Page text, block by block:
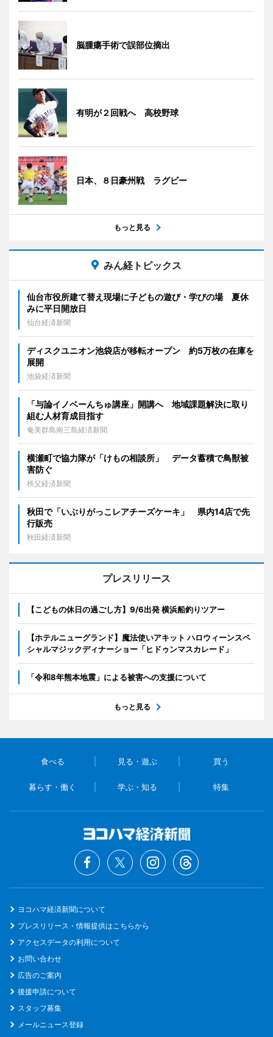
脳腫瘍手術で誤部位摘出
有明が２回戦へ 高校野球
日本、８日豪州戦 ラグビー
もっと見る
みん経トピックス
仙台市役所建て替え現場に子どもの遊び・学びの場 夏休
みに平日開放日
仙台経済新聞
ディスクユニオン池袋店が移転オープン 約5万枚の在庫を
展開
池袋経済新聞
「与論イノベーんちゅ講座」開講へ 地域課題解決に取り
組む人材育成目指す
奄美群島南三島経済新聞
横瀬町で協力隊が「けもの相談所」 データ蓄積で鳥獣被
害防ぐ
秩父経済新聞
秋田で「いぶりがっこレアチーズケーキ」 県内14店で先
行販売
秋田経済新聞
プレスリリース
【こどもの休日の過ごし方】9/6出発 横浜船釣りツアー
【ホテルニューグランド】魔法使いアキット ハロウィーンスペ
シャルマジックディナーショー「ヒドゥンマスカレード」
「令和8年熊本地震」による被害への支援について
もっと見る
食べる 見る・遊ぶ 買う
暮らす・働く 学ぶ・知る 特集
ヨコハマ経済新聞について
プレスリリース・情報提供はこちらから
アクセスデータの利用について
お問い合わせ
広告のご案内
後援申請について
スタッフ募集
メールニュース登録